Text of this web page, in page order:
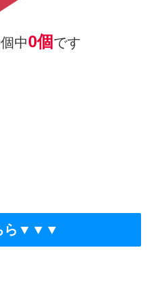
中0個です
ら▼▼▼